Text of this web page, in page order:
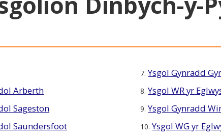
Arberth
Sageston
Saundersfoot
7.Ysgol Gynradd
8.Ysgol WR yr
9.Ysgol Gynradd
10.Ysgol WG yr